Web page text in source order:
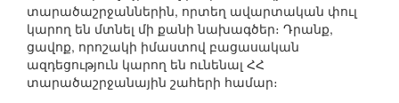
տարածաշրջաններին, որտեղ ավարտական փուլ
կարող են մտնել մի քանի նախագծեր։ Դրանք,
ցավոք, որոշակի իմաստով բացասական
ազդեցություն կարող են ունենալ ՀՀ
տարածաշրջանային շահերի համար։